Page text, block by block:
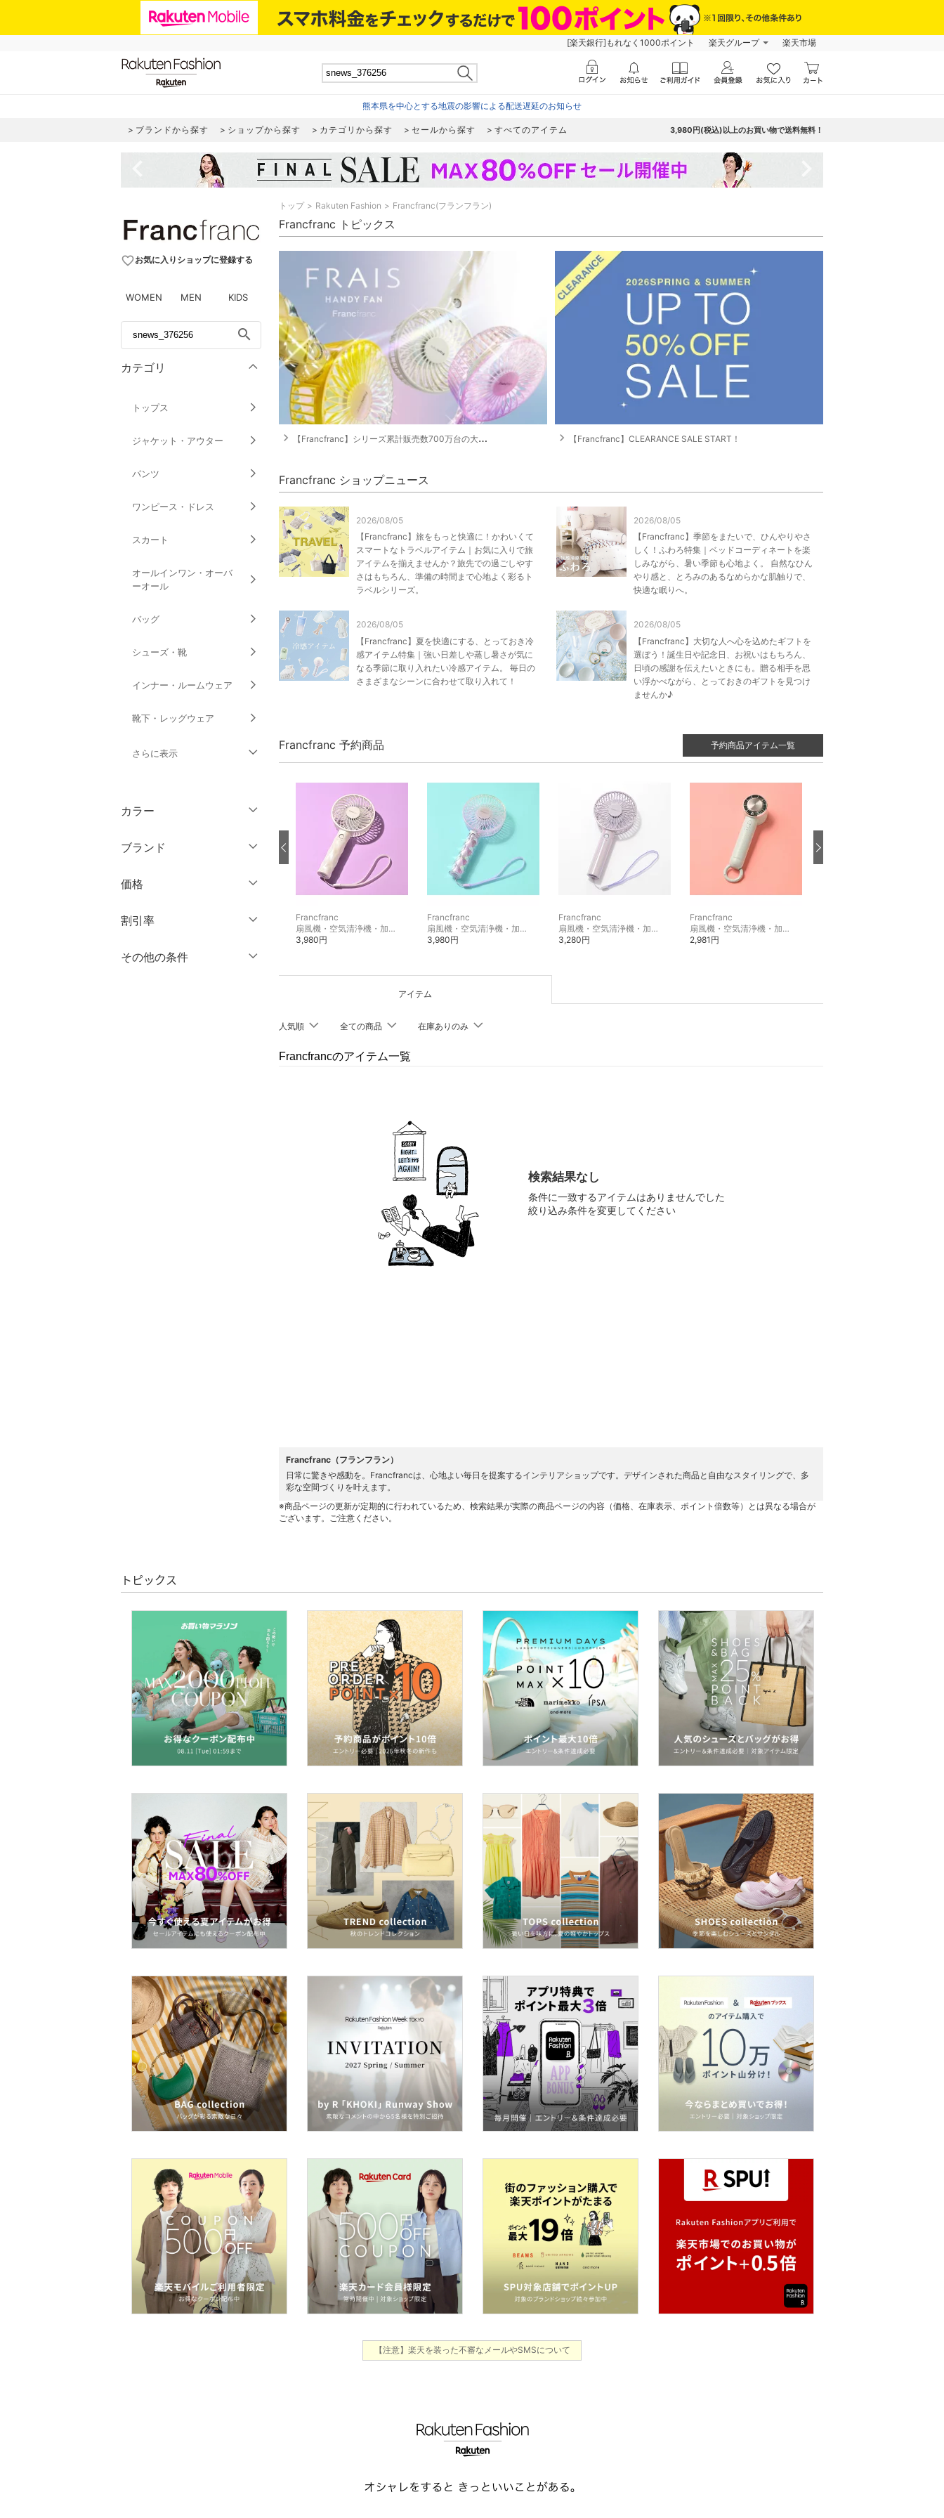
[楽天銀行]もれなく1000ポイント 楽天グループ 楽天市場
熊本県を中心とする地震の影響による配送遅延のお知らせ
ブランドから探す ショップから探す カテゴリから探す セールから探す すべてのアイテム 3,980円(税込)以上のお買い物で送料無料！
favorite_borderお気に入りショップに登録する
WOMEN MEN KIDS
search
カテゴリ
トップス
ジャケット・アウター
パンツ
ワンピース・ドレス
スカート
オールインワン・オーバ
ーオール
バッグ
シューズ・靴
インナー・ルームウェア
靴下・レッグウェア
さらに表示
アクセサリー・腕時計
財布・ポーチ・ケース
帽子
ヘアアクセサリー
マタニティウェア・ベビ
ー用品
文房具
ペット用品
福袋・ギフト・その他
カラー
クリア
ブランド
価格
絞り込み
割引率
％OFF～ ％OFF
その他の条件
トップ Rakuten Fashion Francfranc(フランフラン)
Francfranc トピックス
navigate_next 【Francfranc】シリーズ累計販売数700万台の大ヒットアイテム「フレ ハンディファン」 navigate_next 【Francfranc】CLEARANCE SALE START！
Francfranc ショップニュース
2026/08/05
【Francfranc】旅をもっと快適に！かわいくて
スマートなトラベルアイテム｜お気に入りで旅
アイテムを揃えませんか？旅先での過ごしやす
さはもちろん、準備の時間まで心地よく彩るト
ラベルシリーズ。
2026/08/05
【Francfranc】季節をまたいで、ひんやりやさ
しく！ふわろ特集｜ベッドコーディネートを楽
しみながら、暑い季節も心地よく。 自然なひん
やり感と、とろみのあるなめらかな肌触りで、
快適な眠りへ。
2026/08/05
【Francfranc】夏を快適にする、とっておき冷
感アイテム特集｜強い日差しや蒸し暑さが気に
なる季節に取り入れたい冷感アイテム。 毎日の
さまざまなシーンに合わせて取り入れて！
2026/08/05
【Francfranc】大切な人へ心を込めたギフトを
選ぼう！誕生日や記念日、お祝いはもちろん、
日頃の感謝を伝えたいときにも。贈る相手を思
い浮かべながら、とっておきのギフトを見つけ
ませんか♪
Francfranc 予約商品 予約商品アイテム一覧
クッション・クッションカバー
Francfranc
扇風機・空気清浄機・加湿器
3,980円
Francfranc
扇風機・空気清浄機・加湿器
3,980円
Francfranc
扇風機・空気清浄機・加湿器
3,280円
Francfranc
扇風機・空気清浄機・加湿器
2,981円
アイテム
人気順 全ての商品 在庫ありのみ
Francfrancのアイテム一覧
検索結果なし
条件に一致するアイテムはありませんでした
絞り込み条件を変更してください
Francfranc（フランフラン）
日常に驚きや感動を。Francfrancは、心地よい毎日を提案するインテリアショップです。デザインされた商品と自由なスタイリングで、多
彩な空間づくりを叶えます。
※商品ページの更新が定期的に行われているため、検索結果が実際の商品ページの内容（価格、在庫表示、ポイント倍数等）とは異なる場合が
ございます。ご注意ください。
トピックス
【注意】楽天を装った不審なメールやSMSについて